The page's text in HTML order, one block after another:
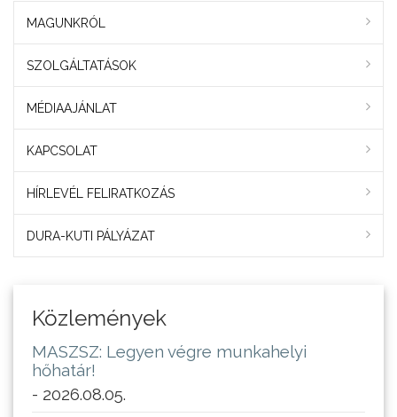
MAGUNKRÓL
SZOLGÁLTATÁSOK
MÉDIAAJÁNLAT
KAPCSOLAT
HÍRLEVÉL FELIRATKOZÁS
DURA-KUTI PÁLYÁZAT
Közlemények
MASZSZ: Legyen végre munkahelyi
hőhatár!
- 2026.08.05.